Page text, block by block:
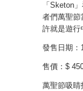
「Sketon
者們萬聖節
許就是遊行
發售日期：
售價：$
萬聖節吸